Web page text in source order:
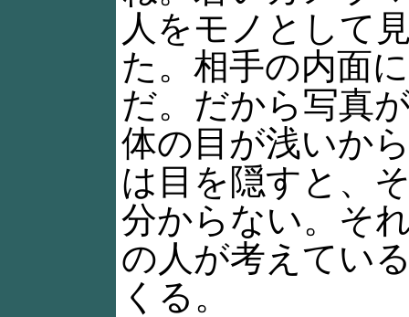
人をモノとして
た。相手の内面
だ。だから写真
体の目が浅いか
は目を隠すと、
分からない。そ
の人が考えてい
くる。